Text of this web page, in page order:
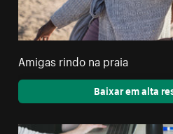
Amigas rindo na praia
Baixar em alta